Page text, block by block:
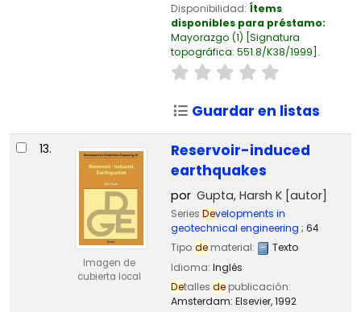
Disponibilidad: Ítems
disponibles para préstamo:
Mayorazgo (1) Signatura
topográfica: 551.8/K38/1999 .
Guardar en listas
13.
Imagen de
cubierta local
Reservoir-induced
earthquakes
por Gupta, Harsh K[autor]
Series Developments in
geotechnical engineering ; 64
Tipo dematerial:
Texto
Idioma: Inglés
Detalles depublicación:
Amsterdam: Elsevier,1992